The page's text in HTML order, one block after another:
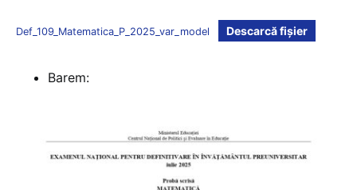
Def_109_Matematica_P_2025_var_model Descarcă fișier
Barem: